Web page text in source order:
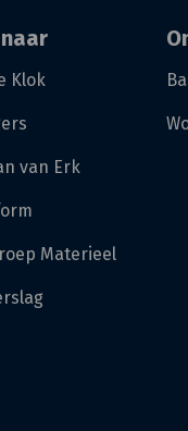
Klok
van Erk
Materieel